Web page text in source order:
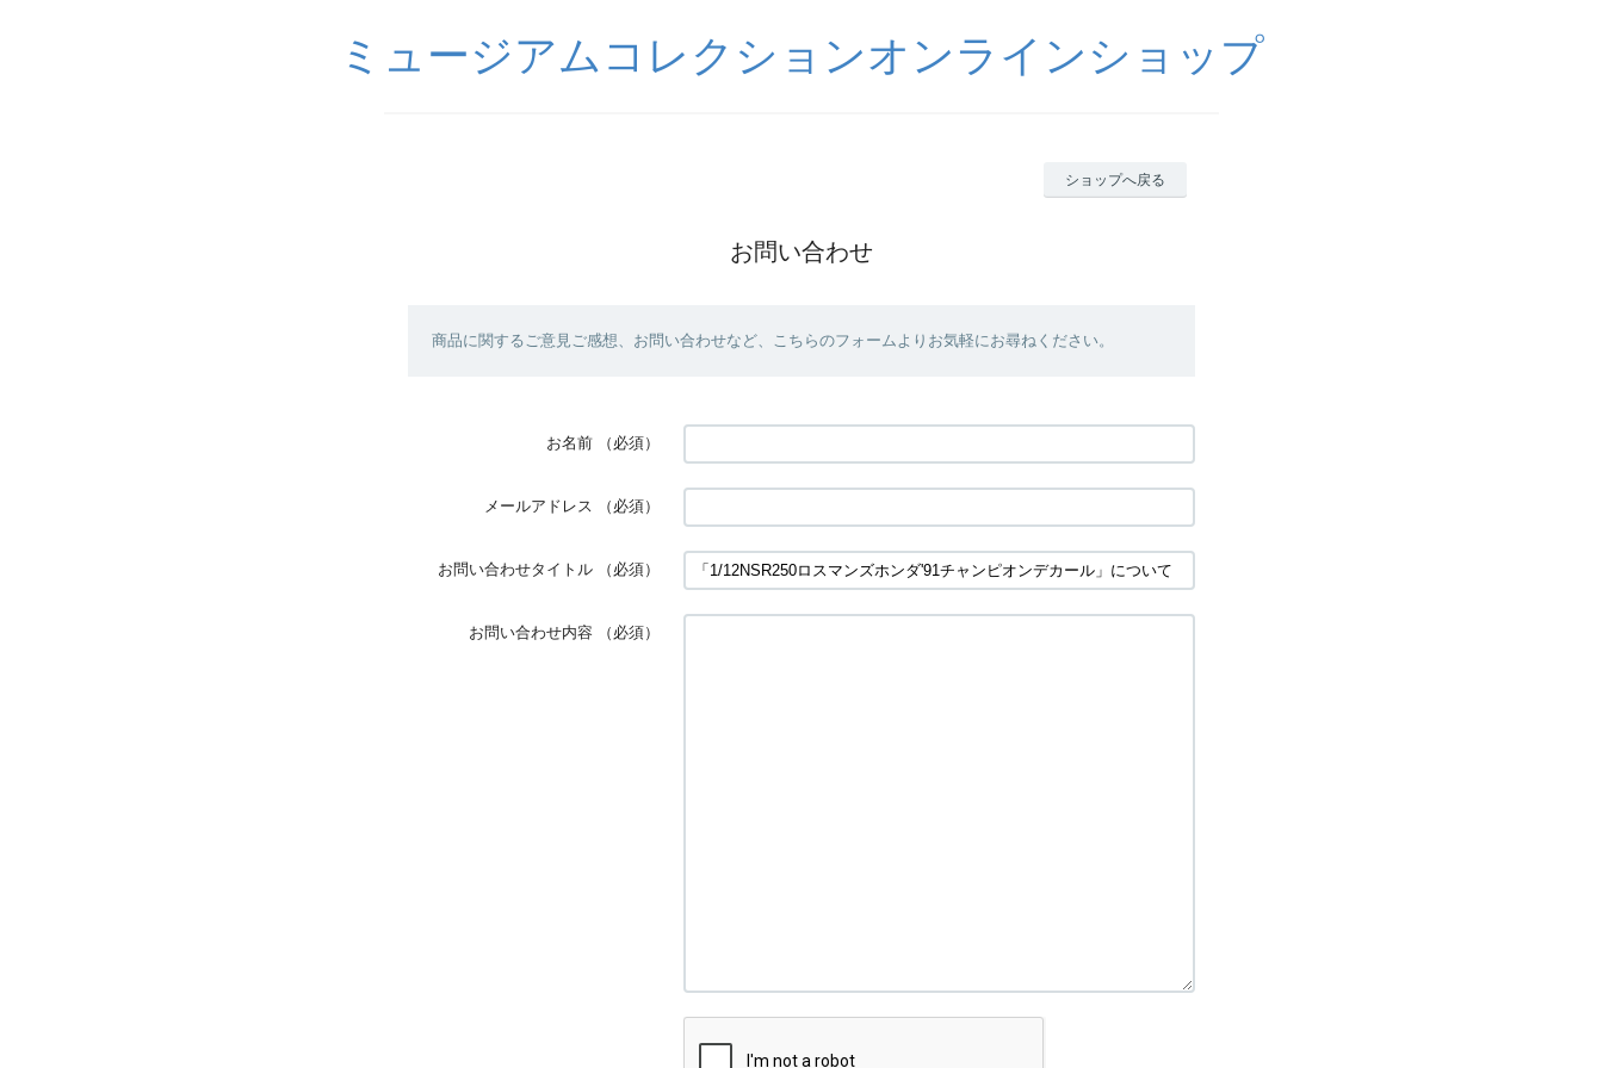
ミュージアムコレクションオンラインショップ
ショップへ戻る
お問い合わせ
商品に関するご意見ご感想、お問い合わせなど、こちらのフォームよりお気軽にお尋ねください。
お名前 （必須）
メールアドレス （必須）
お問い合わせタイトル （必須）
お問い合わせ内容 （必須）